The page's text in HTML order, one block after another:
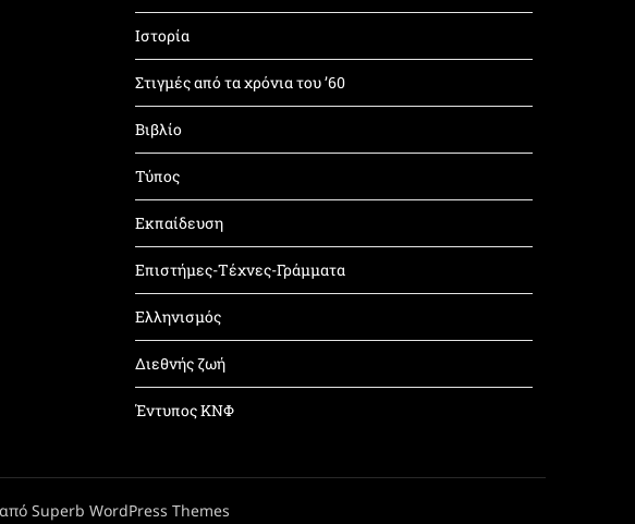
Ιστορία
Στιγμές από τα χρόνια του ’60
Βιβλίο
Τύπος
Εκπαίδευση
Επιστήμες-Τέχνες-Γράμματα
Ελληνισμός
Διεθνής ζωή
Έντυπος ΚΝΦ
Superb WordPress Themes